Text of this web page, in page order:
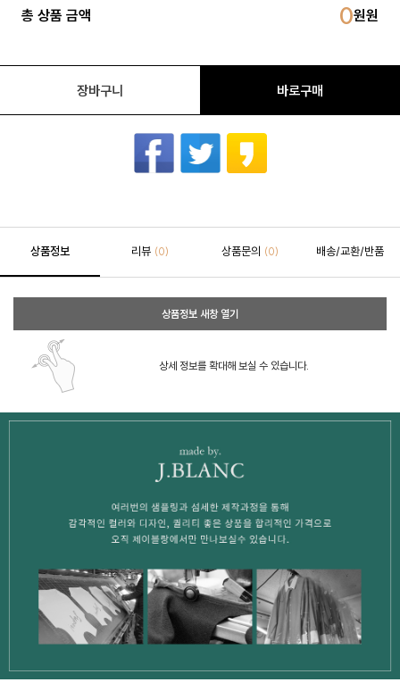
총 상품 금액 0
장바구니 바로구매
상품정보 리뷰 (0) 상품문의 (0) 배송/교환/반품
상품정보 새창 열기
상세 정보를 확대해 보실 수 있습니다.